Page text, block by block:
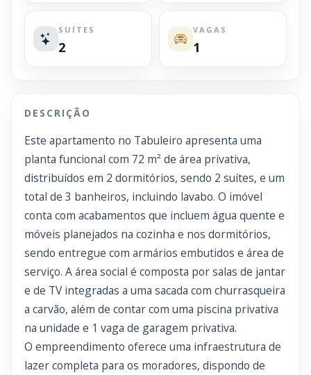
SUÍTES
2
VAGAS
1
DESCRIÇÃO
Este apartamento no Tabuleiro apresenta uma
planta funcional com 72 m² de área privativa,
distribuídos em 2 dormitórios, sendo 2 suítes, e um
total de 3 banheiros, incluindo lavabo. O imóvel
conta com acabamentos que incluem água quente e
móveis planejados na cozinha e nos dormitórios,
sendo entregue com armários embutidos e área de
serviço. A área social é composta por salas de jantar
e de TV integradas a uma sacada com churrasqueira
a carvão, além de contar com uma piscina privativa
na unidade e 1 vaga de garagem privativa.
O empreendimento oferece uma infraestrutura de
lazer completa para os moradores, dispondo de